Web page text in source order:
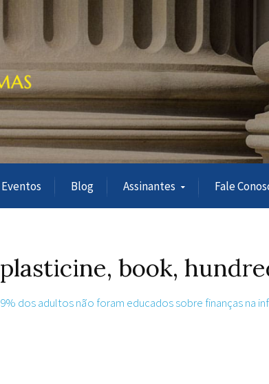
Eventos Blog Assinantes Fale
book,
dos adultos não foram educados sobre finanças na